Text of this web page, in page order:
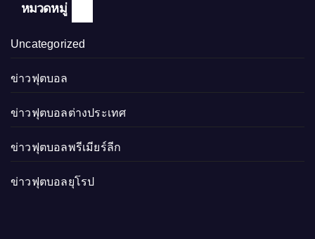
หมวดหมู่
Uncategorized
ข่าวฟุตบอล
ข่าวฟุตบอลต่างประเทศ
ข่าวฟุตบอลพรีเมียร์ลีก
ข่าวฟุตบอลยุโรป